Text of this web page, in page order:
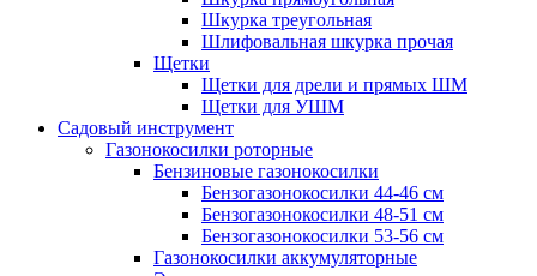
Шкурка треугольная
Шлифовальная шкурка прочая
Щетки
Щетки для дрели и прямых ШМ
Щетки для УШМ
Садовый инструмент
Газонокосилки роторные
Бензиновые газонокосилки
Бензогазонокосилки 44-46 см
Бензогазонокосилки 48-51 см
Бензогазонокосилки 53-56 см
Газонокосилки аккумуляторные